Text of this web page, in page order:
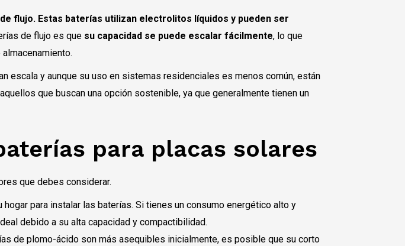
flujo. Estas baterías utilizan electrolitos líquidos y pueden ser
de flujo es que su capacidad se puede escalar fácilmente, lo que
escala y aunque su uso en sistemas residenciales es menos común, están
que buscan una opción sostenible, ya que generalmente tienen un
para placas solares
que debes considerar.
hogar para instalar las baterías. Si tienes un consumo energético alto y
debido a su alta capacidad y compactibilidad.
de plomo-ácido son más asequibles inicialmente, es posible que su corto